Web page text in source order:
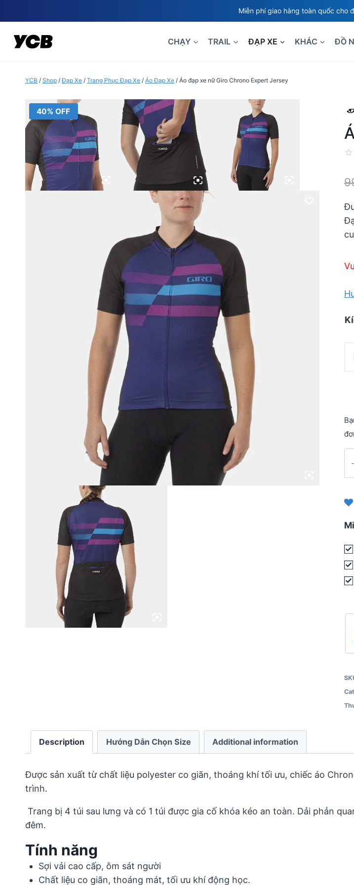
to
content
Miễn phí giao hàng toàn quốc cho
CHẠY TRAIL ĐẠP XE KHÁC ĐỒ
YCB / Shop /Đạp Xe / Trang Phục Đạp Xe / Áo Đạp Xe / Áo đạp xe nữ Giro Chrono Expert Jersey
40% OFF
nữ
Description Hướng Dẫn Chọn Size Additional information
Được sản xuất từ chất liệu polyester co giãn, thoáng khí tối ưu, chiếc áo
trình.
Trang bị 4 túi sau lưng và có 1 túi được gia cố khóa kéo an toàn. Dải phản
đêm.
Tính năng
Sợi vải cao cấp, ôm sát người
Chất liệu co giãn, thoáng mát, tối ưu khí động học.